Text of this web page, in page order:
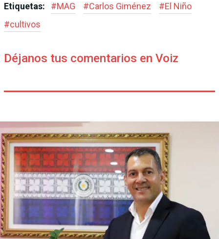
Etiquetas: #MAG #Carlos Giménez #El Niño
#cultivos
Déjanos tus comentarios en Voiz